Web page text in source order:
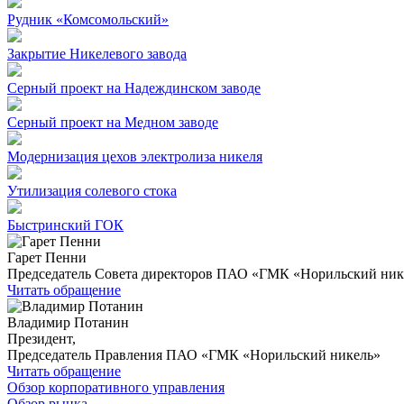
Рудник «Комсомольский»
Закрытие Никелевого завода
Серный проект на Надеждинском заводе
Серный проект на Медном заводе
Модернизация цехов электролиза никеля
Утилизация солевого стока
Быстринский ГОК
Гарет Пенни
Председатель Совета директоров ПАО «ГМК «Норильский
Читать обращение
Владимир Потанин
Президент,
Председатель Правления ПАО «ГМК «Норильский никель»
Читать обращение
Обзор корпоративного управления